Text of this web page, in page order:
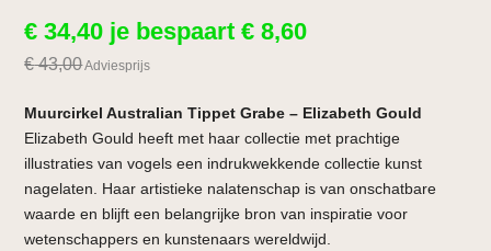
€ 34,40 je bespaart€ 8,60
€43,00Adviesprijs
Muurcirkel Australian Tippet Grabe – Elizabeth Gould
Elizabeth Gould heeft met haar collectie met prachtige
illustraties van vogels een indrukwekkende collectie kunst
nagelaten. Haar artistieke nalatenschap is van onschatbare
waarde en blijft een belangrijke bron van inspiratie voor
wetenschappers en kunstenaars wereldwijd.